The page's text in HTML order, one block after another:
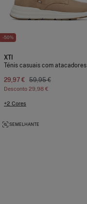
-50%
XTI
Ténis casuais com atacadores
29,97 € 59,95 €
Desconto 29,98 €
+2 Cores
SEMELHANTE